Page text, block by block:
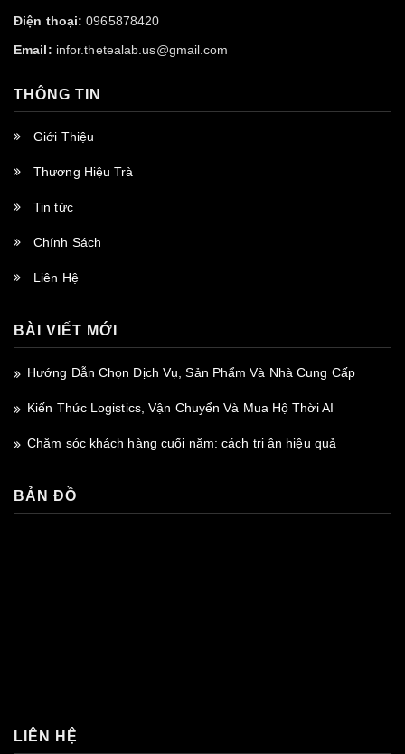
Điện thoại: 0965878420
Email: infor.thetealab.us@gmail.com
THÔNG TIN
Giới Thiệu
Thương Hiệu Trà
Tin tức
Chính Sách
Liên Hệ
BÀI VIẾT MỚI
Hướng Dẫn Chọn Dịch Vụ, Sản Phẩm Và Nhà Cung Cấp
Kiến Thức Logistics, Vận Chuyển Và Mua Hộ Thời AI
Chăm sóc khách hàng cuối năm: cách tri ân hiệu quả
BẢN ĐỒ
LIÊN HỆ